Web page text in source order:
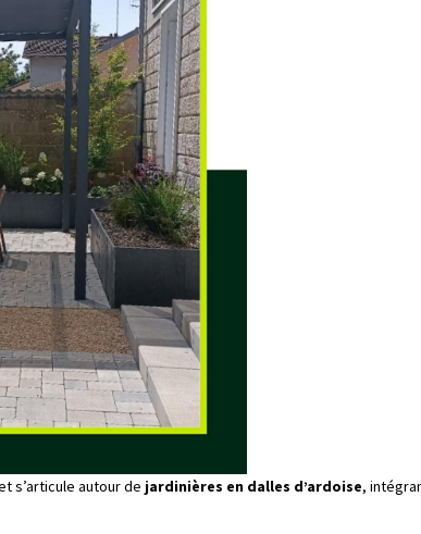
s’articule autour de jardinières en dalles d’ardoise,